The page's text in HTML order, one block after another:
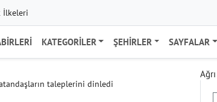
İlkeleri
KATEGORILER ŞEHIRLER SAYFALAR
taleplerini dinledi